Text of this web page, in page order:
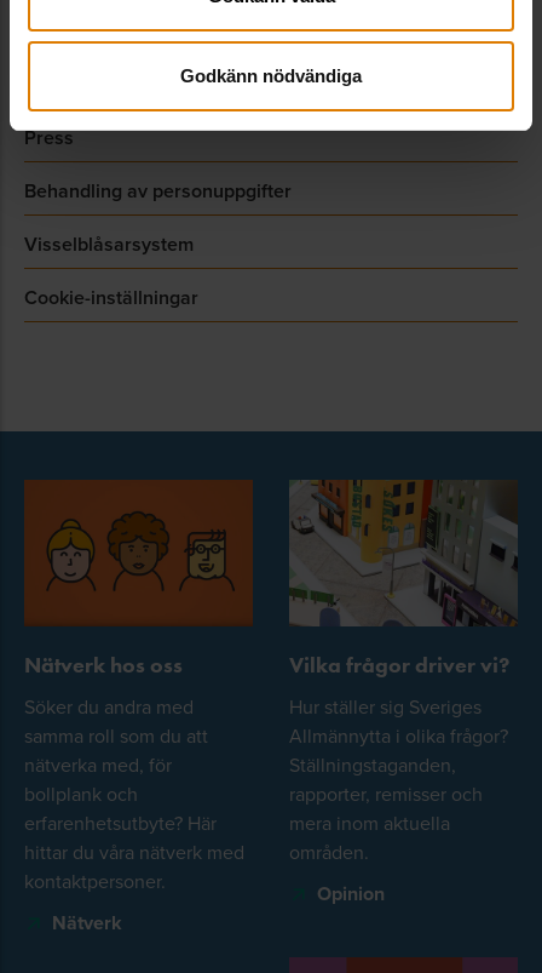
Godkänn nödvändiga
Allmännyttan Akademi
Press
Behandling av personuppgifter
Visselblåsarsystem
Cookie-inställningar
Nätverk hos oss
Söker du andra med
samma roll som du att
nätverka med, för
bollplank och
erfarenhetsutbyte? Här
hittar du våra nätverk med
kontaktpersoner.
Nätverk
Vilka frågor driver vi?
Hur ställer sig Sveriges
Allmännytta i olika frågor?
Ställningstaganden,
rapporter, remisser och
mera inom aktuella
områden.
Opinion